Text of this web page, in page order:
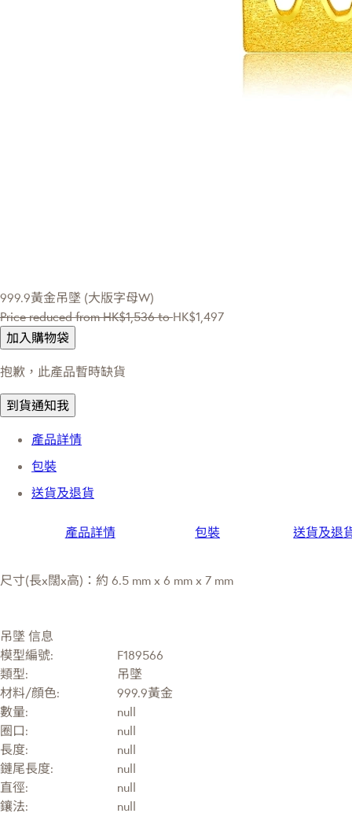
999.9黃金吊墜 (大版字母W)
Price reduced fromHK$1,536 toHK$1,497
加入購物袋
抱歉，此產品暫時缺貨
到貨通知我
產品詳情
包裝
送貨及退貨
產品詳情 包裝 送貨及退
尺寸(長x闊x高)：約 6.5 mm x 6 mm x 7 mm
吊墜 信息
模型編號:
F189566
類型:
吊墜
材料/顔色:
999.9黃金
數量:
null
圈口:
null
長度:
null
鏈尾長度:
null
直徑:
null
鑲法:
null